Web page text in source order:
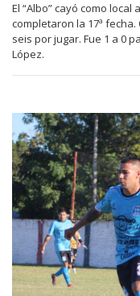
El “Albo” cayó como
completaron la 17ª
seis por jugar. Fue 1 a 0
López.